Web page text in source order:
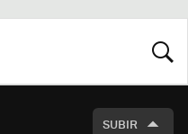
SUBIR